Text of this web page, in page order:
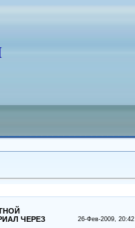
ЧЕРЕЗ
26-Фев-2009, 20:42